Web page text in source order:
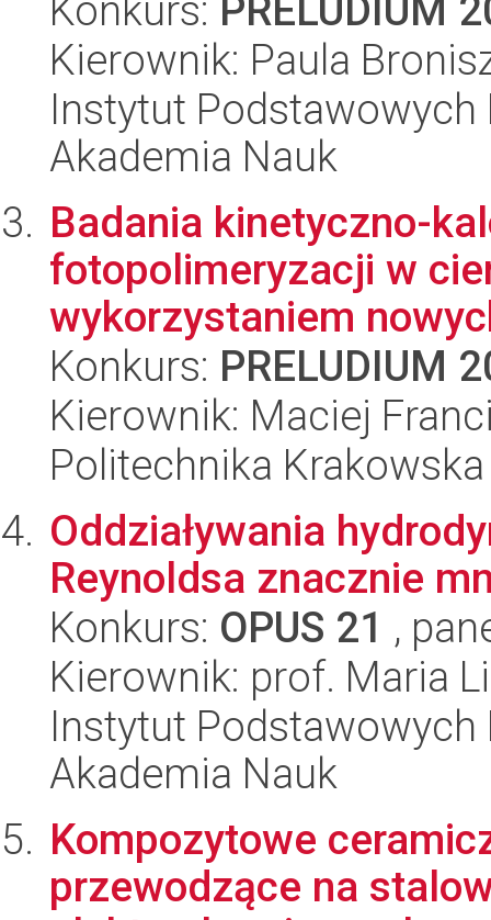
Konkurs: PRELUDIUM
Kierownik: Paula
Instytut
Akademia Nauk
Badania kinetyczno-
fotopolimeryzacji w
wykorzystaniem
Konkurs: PRELUDIUM
Kierownik: Maciej
Politechnika
Oddziaływania
Reynoldsa znacznie
Konkurs: OPUS 21 ,
Kierownik: prof. Maria
Instytut
Akademia Nauk
Kompozytowe
przewodzące na